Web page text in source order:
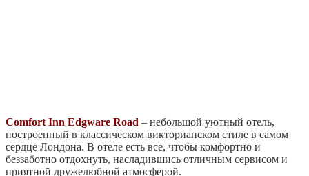
Comfort Inn Edgware Road – небольшой уютный отель,
построенный в классическом викторианском стиле в самом
сердце Лондона. В отеле есть все, чтобы комфортно и
беззаботно отдохнуть, насладившись отличным сервисом и
приятной дружелюбной атмосферой.